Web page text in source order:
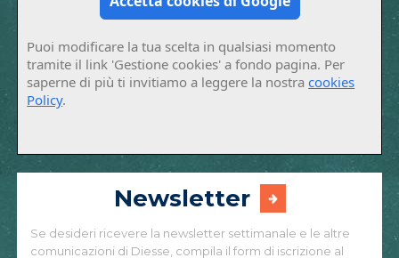
Puoi modificare la tua scelta in qualsiasi momento
tramite il link 'Gestione cookies' a fondo pagina. Per
saperne di più ti invitiamo a leggere la nostracookies
Policy.
Newsletter
Se desideri ricevere la newsletter settimanale e le altre
comunicazioni di Diesse, compila il form di iscrizione al